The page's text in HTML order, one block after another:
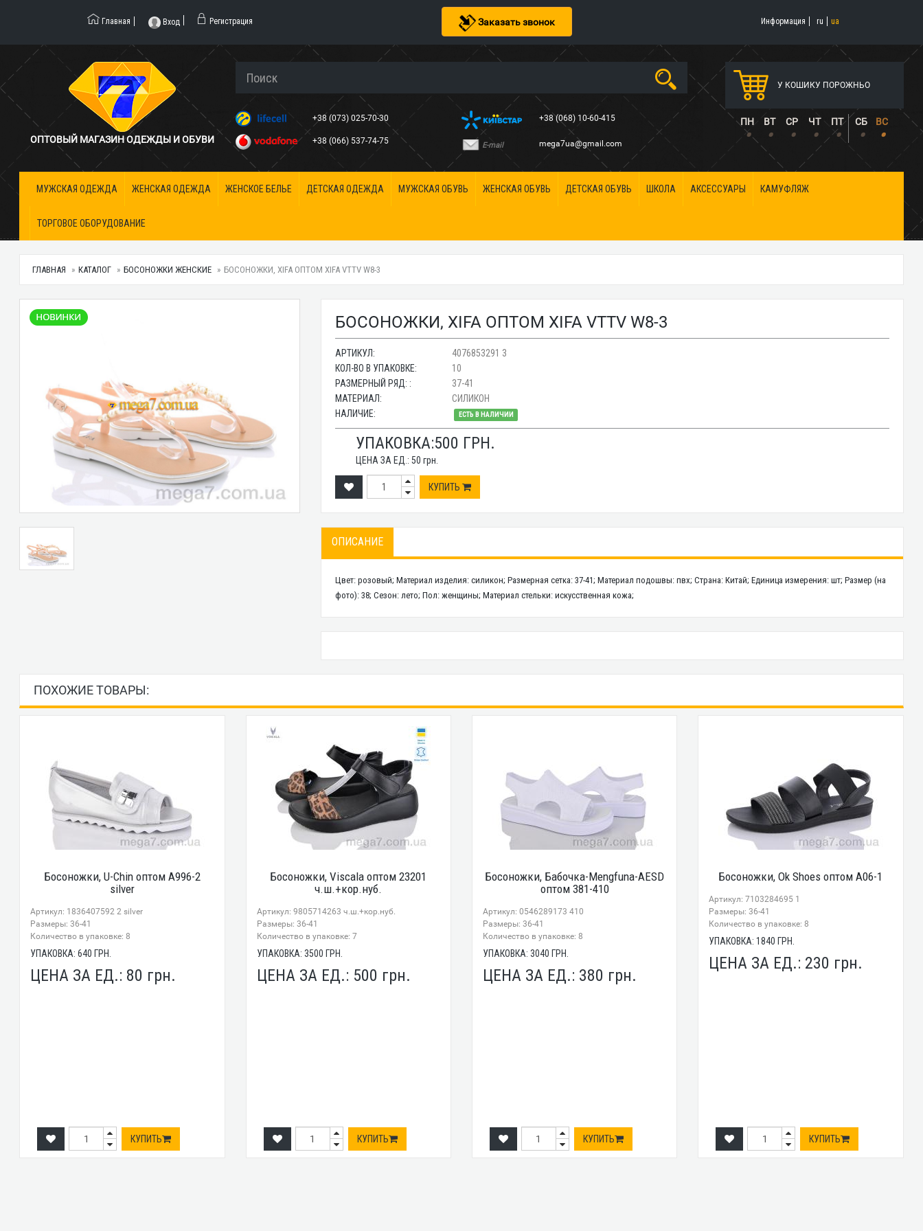
Заказать звонок
Главная Вход Регистрация Информация ru ua
ОПТОВЫЙ МАГАЗИН ОДЕЖДЫ И ОБУВИ
+38 (073) 025-70-30
+38 (066) 537-74-75
+38 (068) 10-60-415
E-mail mega7ua@gmail.com
У КОШИКУ ПОРОЖНЬО
ПН ВТ СР ЧТ ПТ СБ ВС
• • • • • • •
МУЖСКАЯ ОДЕЖДА ЖЕНСКАЯ ОДЕЖДА ЖЕНСКОЕ БЕЛЬЕ ДЕТСКАЯ ОДЕЖДА МУЖСКАЯ ОБУВЬ ЖЕНСКАЯ ОБУВЬ ДЕТСКАЯ ОБУВЬ ШКОЛА АКСЕССУАРЫ КАМУФЛЯЖ
ТОРГОВОЕ ОБОРУДОВАНИЕ
ГЛАВНАЯ КАТАЛОГ БОСОНОЖКИ ЖЕНСКИЕ БОСОНОЖКИ, XIFA ОПТОМ XIFA VTTV W8-3
БОСОНОЖКИ, XIFA ОПТОМ XIFA VTTV W8-3
АРТИКУЛ:
4076853291 3
КОЛ-ВО В УПАКОВКЕ:
10
РАЗМЕРНЫЙ РЯД: :
37-41
МАТЕРИАЛ:
СИЛИКОН
НАЛИЧИЕ:
ЕСТЬ В НАЛИЧИИ
УПАКОВКА:500 ГРН.
ЦЕНА ЗА ЕД.:50 грн.
КУПИТЬ
ОПИСАНИЕ
Цвет: розовый; Материал изделия: силикон; Размерная сетка: 37-41; Материал подошвы: пвх; Страна: Китай; Единица измерения: шт; Размер (на
фото): 38; Сезон: лето; Пол: женщины; Материал стельки: искусственная кожа;
ПОХОЖИЕ ТОВАРЫ:
Босоножки, U-Chin оптом A996-2
silver
Артикул: 1836407592 2 silver
Размеры: 36-41
Количество в упаковке: 8
УПАКОВКА:640 ГРН.
ЦЕНА ЗА ЕД.: 80 грн.
КУПИТЬ
Босоножки, Viscala оптом 23201
ч.ш.+кор.нуб.
Артикул: 9805714263 ч.ш.+кор.нуб.
Размеры: 36-41
Количество в упаковке: 7
УПАКОВКА: 3500 ГРН.
ЦЕНА ЗА ЕД.: 500 грн.
КУПИТЬ
Босоножки, Бабочка-Mengfuna-AESD
оптом 381-410
Артикул: 0546289173 410
Размеры: 36-41
Количество в упаковке: 8
УПАКОВКА: 3040 ГРН.
ЦЕНА ЗА ЕД.: 380 грн.
КУПИТЬ
Босоножки, Ok Shoes оптом A06-1
Артикул: 7103284695 1
Размеры: 36-41
Количество в упаковке: 8
УПАКОВКА:1840 ГРН.
ЦЕНА ЗА ЕД.: 230 грн.
КУПИТЬ